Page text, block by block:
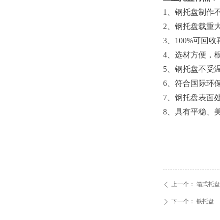
ꄴ 上一个： 箱式托盘
ꄲ 下一个： 铁托盘
1、钢托盘制作
2、钢托盘载重
3、100%可回收
4、选材方便，
5、钢托盘不受
6、符合国际环
7、钢托盘表面
8、具有平稳、